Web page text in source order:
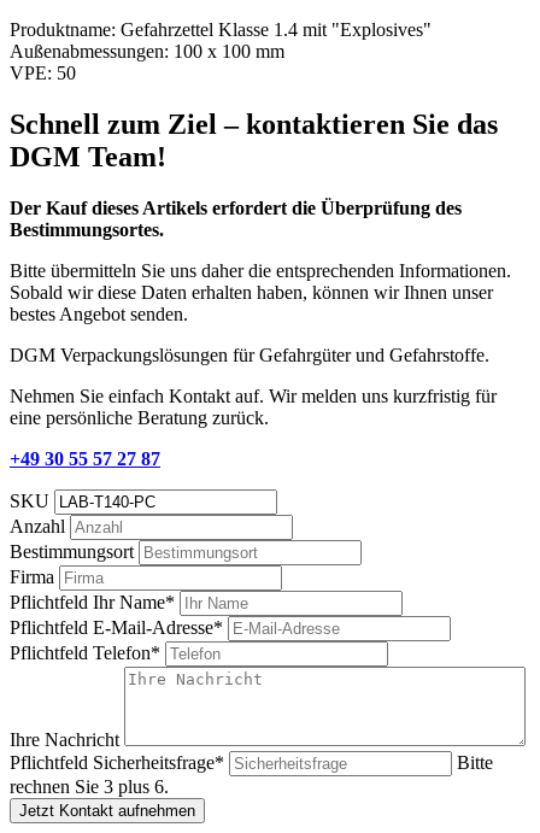
Produktname: Gefahrzettel Klasse 1.4 mit "Explosives"
Außenabmessungen: 100 x 100 mm
VPE: 50
Schnell zum Ziel – kontaktieren Sie das
DGM Team!
Der Kauf dieses Artikels erfordert die Überprüfung des
Bestimmungsortes.
Bitte übermitteln Sie uns daher die entsprechenden Informationen.
Sobald wir diese Daten erhalten haben, können wir Ihnen unser
bestes Angebot senden.
DGM Verpackungslösungen für Gefahrgüter und Gefahrstoffe.
Nehmen Sie einfach Kontakt auf. Wir melden uns kurzfristig für
eine persönliche Beratung zurück.
+49 30 55 57 27 87
SKU
Anzahl
Bestimmungsort
Firma
Pflichtfeld Ihr Name*
Pflichtfeld E-Mail-Adresse*
Pflichtfeld Telefon*
Ihre Nachricht
Pflichtfeld Sicherheitsfrage*
Bitte
rechnen Sie 3 plus 6.
Jetzt Kontakt aufnehmen